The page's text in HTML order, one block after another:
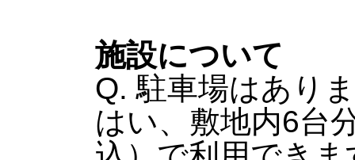
施設について
Q. 駐車場はあり
はい、敷地内6台